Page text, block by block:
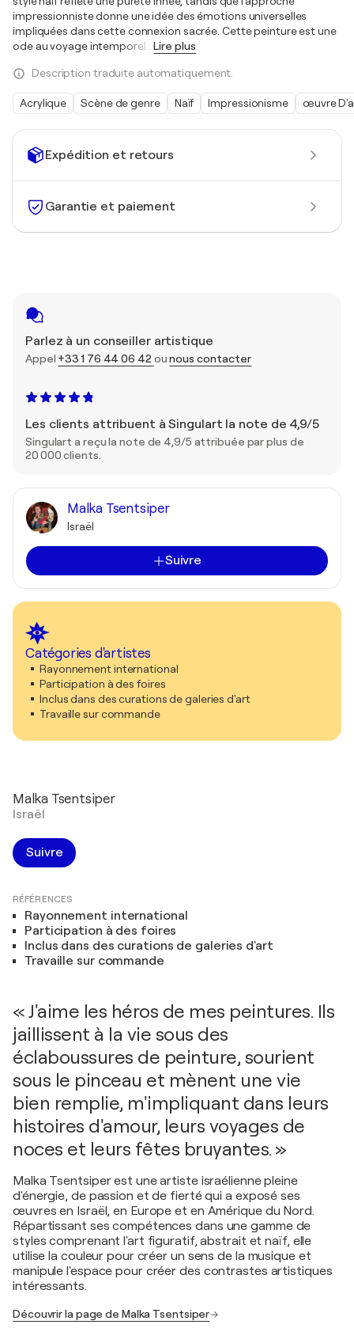
Expédition et retours
Garantie et paiement
Parlez à un conseiller artistique
Appel +33 1 76 44 06 42ounous contacter
Les clients attribuent à Singulart la note de 4,9/5
Singulart a reçu la note de 4,9/5 attribuée par plus de
20 000 clients.
Malka Tsentsiper
Israël
Suivre
Catégories d'artistes
Rayonnement international
Participation à des foires
Inclus dans des curations de galeries d'art
Travaille sur commande
impressionniste donne une idée des émotions universelles
impliquées dans cette connexion sacrée. Cette peinture est une
ode au voyage intemporel… Lire plus
Description traduite automatiquement.
Acrylique Scène de genre Naïf Impressionisme œuvre
Malka Tsentsiper
Israël
Suivre
RÉFÉRENCES
Rayonnement international
Participation à des foires
Inclus dans des curations de galeries d'art
Travaille sur commande
« J'aime les héros de mes peintures. Ils
jaillissent à la vie sous des
éclaboussures de peinture, sourient
sous le pinceau et mènent une vie
bien remplie, m'impliquant dans leurs
histoires d'amour, leurs voyages de
noces et leurs fêtes bruyantes. »
Malka Tsentsiper est une artiste israélienne pleine
d'énergie, de passion et de fierté qui a exposé ses
œuvres en Israël, en Europe et en Amérique du Nord.
Répartissant ses compétences dans une gamme de
styles comprenant l'art figuratif, abstrait et naïf, elle
utilise la couleur pour créer un sens de la musique et
manipule l'espace pour créer des contrastes artistiques
intéressants.
Découvrir la page de Malka Tsentsiper